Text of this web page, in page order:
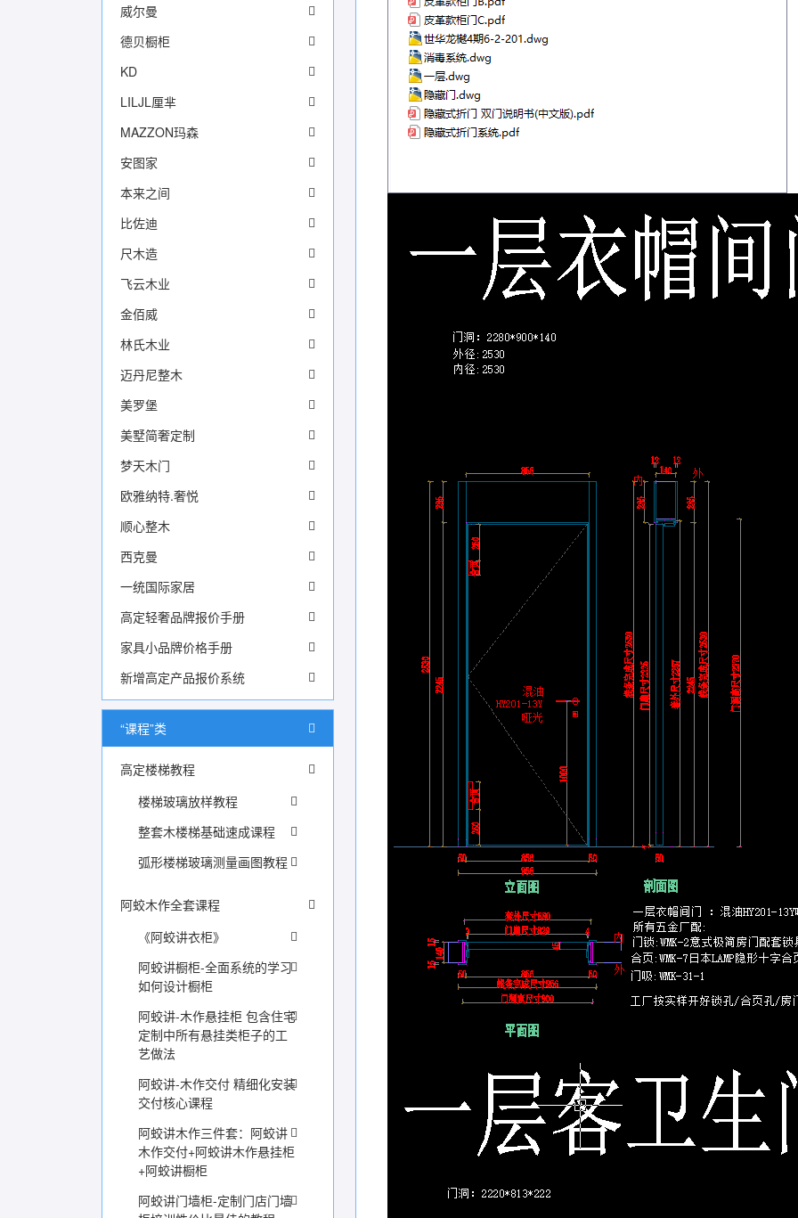
威尔曼
德贝橱柜
KD
LILJL厘芈
MAZZON玛森
安图家
本来之间
比佐迪
尺木造
飞云木业
金佰威
林氏木业
迈丹尼整木
美罗堡
美墅简奢定制
梦天木门
欧雅纳特.奢悦
顺心整木
西克曼
一统国际家居
高定轻奢品牌报价手册
家具小品牌价格手册
新增高定产品报价系统
“课程”类
高定楼梯教程
楼梯玻璃放样教程
整套木楼梯基础速成课程
弧形楼梯玻璃测量画图教程
阿蛟木作全套课程
《阿蛟讲衣柜》
阿蛟讲橱柜-全面系统的学习
如何设计橱柜
阿蛟讲-木作悬挂柜 包含住宅
定制中所有悬挂类柜子的工
艺做法
阿蛟讲-木作交付 精细化安装
交付核心课程
阿蛟讲木作三件套：阿蛟讲
木作交付+阿蛟讲木作悬挂柜
+阿蛟讲橱柜
阿蛟讲门墙柜-定制门店门墙